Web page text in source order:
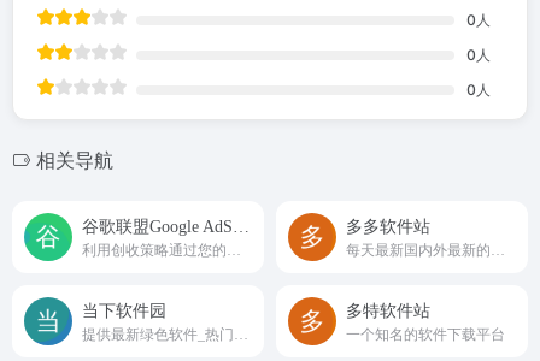
0 人
0 人
0 人
相关导航
多多软件站
当下软件园 多特软件站
一个知名的软件下载平台